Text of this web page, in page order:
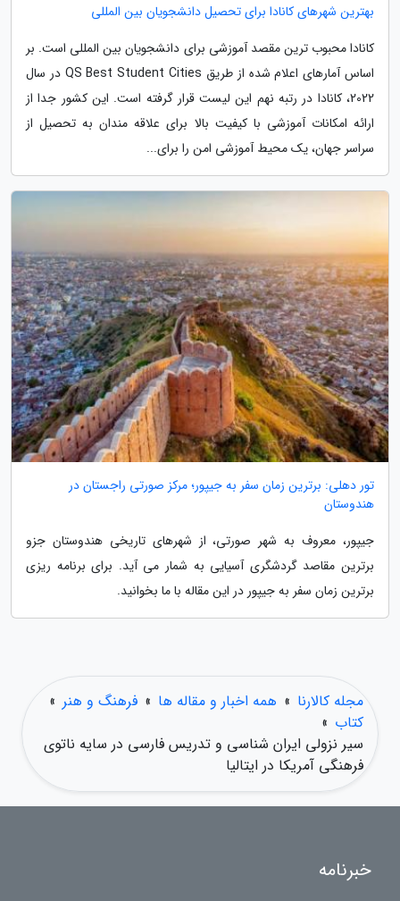
بهترین شهرهای کانادا برای تحصیل دانشجویان بین المللی
کانادا محبوب ترین مقصد آموزشی برای دانشجویان بین المللی است. بر
اساس آمارهای اعلام شده از طریق QS Best Student Cities در سال
2022، کانادا در رتبه نهم این لیست قرار گرفته است. این کشور جدا از
ارائه امکانات آموزشی با کیفیت بالا برای علاقه مندان به تحصیل از
سراسر جهان، یک محیط آموزشی امن را برای...
تور دهلی: برترین زمان سفر به جیپور؛ مرکز صورتی راجستان در
هندوستان
جیپور، معروف به شهر صورتی، از شهرهای تاریخی هندوستان جزو
برترین مقاصد گردشگری آسیایی به شمار می آید. برای برنامه ریزی
برترین زمان سفر به جیپور در این مقاله با ما بخوانید.
مجله کالارنا » همه اخبار و مقاله ها » فرهنگ و هنر »
کتاب »
سیر نزولی ایران شناسی و تدریس فارسی در سایه ناتوی
فرهنگی آمریکا در ایتالیا
خبرنامه